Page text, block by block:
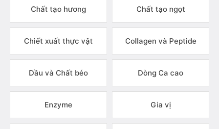
Chất tạo hương Chất tạo ngọt
Chiết xuất thực vật Collagen và Peptide
Dầu và Chất béo Dòng Ca cao
Enzyme Gia vị